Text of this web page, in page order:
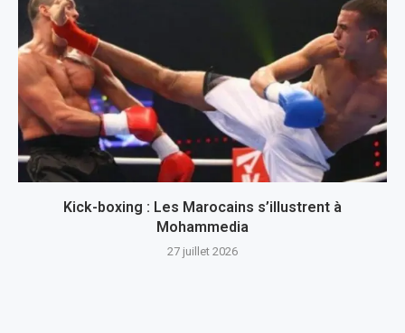
Kick-boxing : Les Marocains s’illustrent à
Mohammedia
27 juillet 2026